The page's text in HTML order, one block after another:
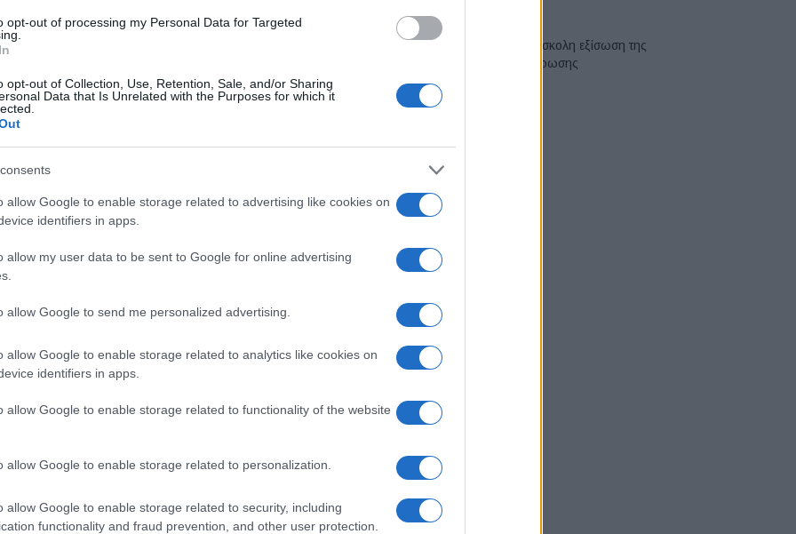
opt-out of processing my Personal Data for Targeted
opt-out of Collection, Use, Retention, Sale, and/or Sharing
Data that Is Unrelated with the Purposes for which it
allow Google to enable storage related to advertising like cookies on
identifiers in apps.
allow my user data to be sent to Google for online advertising
allow Google to send me personalized advertising.
allow Google to enable storage related to analytics like cookies on
identifiers in apps.
allow Google to enable storage related to functionality of the website
allow Google to enable storage related to personalization.
allow Google to enable storage related to security, including
functionality and fraud prevention, and other user protection.
σχεδιασμό
χαράς που πιστεύω ότι είναι αντιληπτή σε
Lee
, Vice President, Head of Hyundai Global Design
από το θετικό πνεύμα που διαθέτουν όλοι όσοι
για πρώτη φορά διαθέσιμο και στην έκδοση N
τη συναισθηματική εμφάνιση. Η έκδοση KΟΝΑ N Line
έχει επιμέρους στοιχεία βαμμένα στο χρώμα του
από έναν δυναμικό προφυλακτήρα, ο οποίος
αμαξώματος προστατευτικά των φτερών. Αντί της
ένα αεροδυναμικό χείλος σε χαρακτηριστικό στιλ Ν με
ώστε να δείχνει σα να αγκαλιάζει τον δρόμο.
και πιο τονισμένες με έναν μοναδικό σχεδιασμό
στο χρώμα του αμαξώματος προστατευτικών
έκδοση ζάντες αλουμινίου 18 ιντσών.
N Line ολοκληρώνεται στο πίσω μέρος, όπου ο
μεγάλο διαχύτη, σε χρώμα που δημιουργεί
πτερύγια τύπου Ν για καλύτερη ροή του αέρα.
VW: Η δύσκολη εξίσωση της
αναδιάρθρωσης